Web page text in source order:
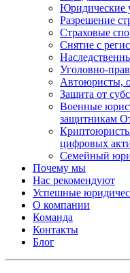
Юридические
Разрешение
Страховые
Снятие с
Уголовно-
Автоюристы,
Защита от
Военные
защитникам
цифровых
Семейный
Почему мы
Нас рекомендуют
Успешные
О компании
Команда
Контакты
Блог